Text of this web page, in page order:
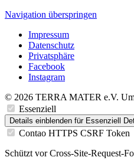
Navigation überspringen
Impressum
Datenschutz
Privatsphäre
Facebook
Instagram
© 2026 TERRA MATER e.V.
Essenziell
Details einblenden für Essenziell
Contao HTTPS CSRF Token
Schützt vor Cross-Site-Request-